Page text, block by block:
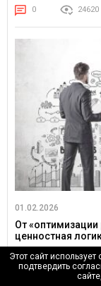
0 24620
01.02.2026
От
ценностная
Этот сайт
подтвердить